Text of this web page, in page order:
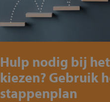
Hulp nodig bij het
kiezen? Gebruik
stappenplan